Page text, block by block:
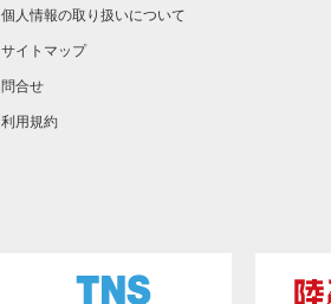
個人情報の取り扱いについて
サイトマップ
問合せ
利用規約